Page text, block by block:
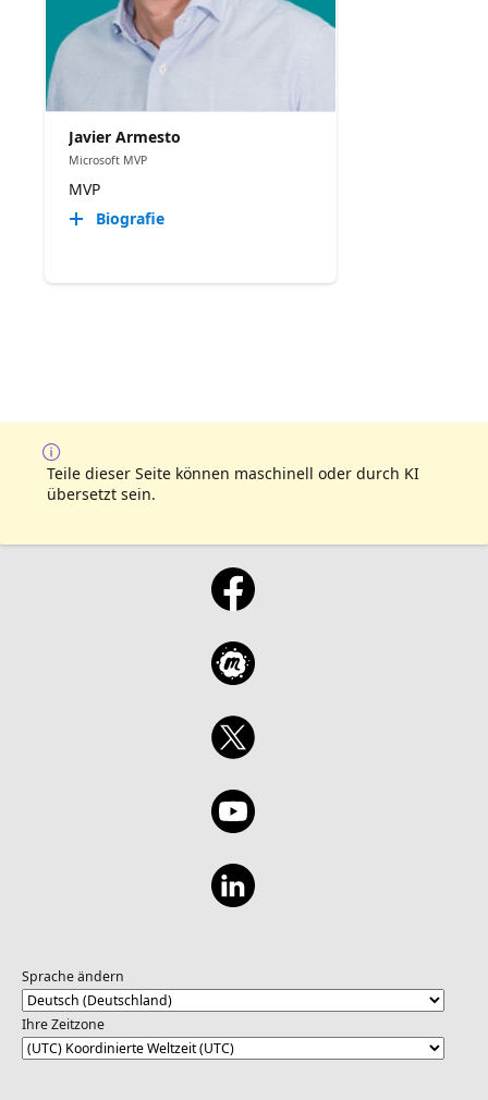
Javier Armesto
Microsoft MVP
MVP
Biografie
Teile dieser Seite können maschinell oder durch KI
übersetzt sein.
Sprache ändern
Ihre Zeitzone